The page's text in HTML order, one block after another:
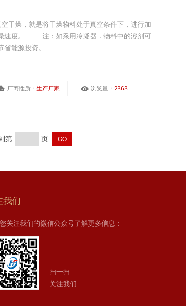
燥，就是将干燥物料处于真空条件下，进行加
燥速度。 注：如采用冷凝器．物料中的溶剂可
能源投资。
厂商性质： 生产厂家 浏览量： 2363
第 页
我们
关注我们的微信公众号了解更多信息：
扫一扫
关注我们